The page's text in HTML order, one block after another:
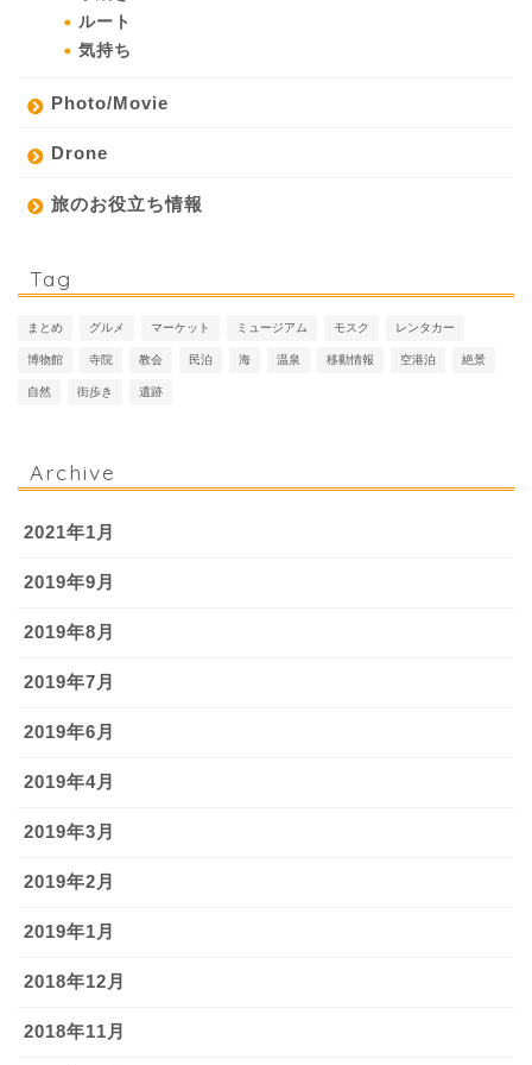
ルート
気持ち
Photo/Movie
Drone
旅のお役立ち情報
Tag
まとめ グルメ マーケット ミュージアム モスク レンタカー
博物館 寺院 教会 民泊 海 温泉 移動情報 空港泊 絶景
自然 街歩き 遺跡
Archive
2021年1月
2019年9月
2019年8月
2019年7月
2019年6月
2019年4月
2019年3月
2019年2月
2019年1月
2018年12月
2018年11月